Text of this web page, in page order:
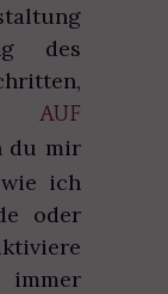
des
AUF
du mir
ich
oder